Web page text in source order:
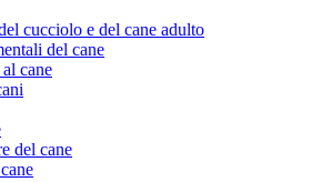
cucciolo e del cane adulto
del cane
cane
del cane